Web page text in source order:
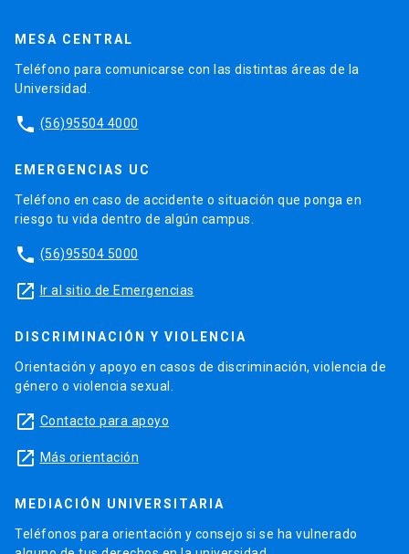
MESA CENTRAL
Teléfono para comunicarse con las distintas áreas de la
Universidad.
phone (56)95504 4000
EMERGENCIAS UC
Teléfono en caso de accidente o situación que ponga en
riesgo tu vida dentro de algún campus.
phone (56)95504 5000
launch Ir al sitio de Emergencias
DISCRIMINACIÓN Y VIOLENCIA
Orientación y apoyo en casos de discriminación, violencia de
género o violencia sexual.
launch Contacto para apoyo
launch Más orientación
MEDIACIÓN UNIVERSITARIA
Teléfonos para orientación y consejo si se ha vulnerado